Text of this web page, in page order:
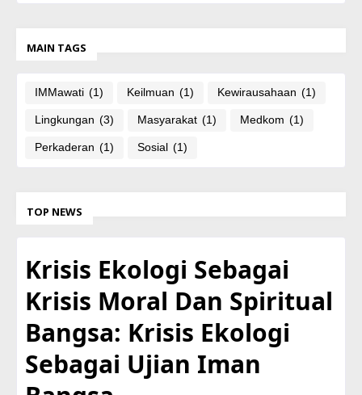
MAIN TAGS
IMMawati (1) Keilmuan (1) Kewirausahaan (1)
Lingkungan (3) Masyarakat (1) Medkom (1)
Perkaderan (1) Sosial (1)
TOP NEWS
Krisis Ekologi Sebagai
Krisis Moral Dan Spiritual
Bangsa: Krisis Ekologi
Sebagai Ujian Iman